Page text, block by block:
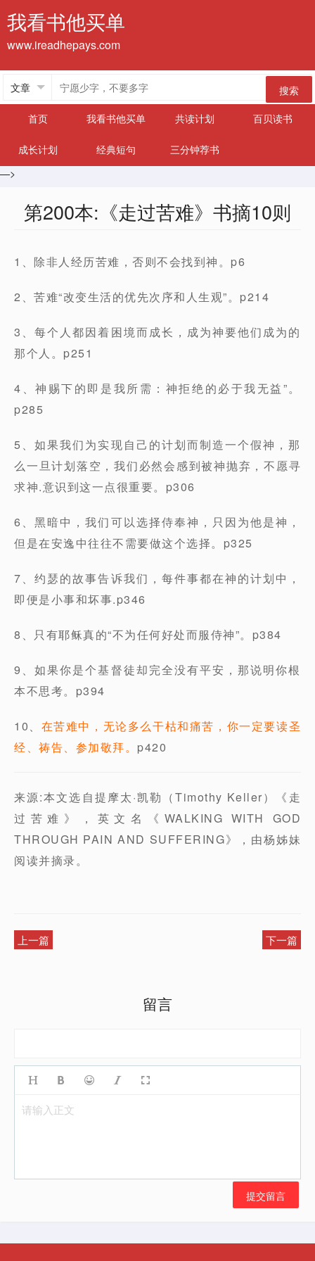
我看书他买单
www.ireadhepays.com
搜索
首页
我看书他买单 共读计划 百贝读书
成长计划 经典短句
三分钟荐书
—>
第200本:《走过苦难》书摘10则
1、除非人经历苦难，否则不会找到神。p6
2、苦难“改变生活的优先次序和人生观”。p214
3、每个人都因着困境而成长，成为神要他们成为的
那个人。p251
4、神赐下的即是我所需：神拒绝的必于我无益”。
p285
5、如果我们为实现自己的计划而制造一个假神，那
么一旦计划落空，我们必然会感到被神抛弃，不愿寻
求神.意识到这一点很重要。p306
6、黑暗中，我们可以选择侍奉神，只因为他是神，
但是在安逸中往往不需要做这个选择。p325
7、约瑟的故事告诉我们，每件事都在神的计划中，
即便是小事和坏事.p346
8、只有耶稣真的“不为任何好处而服侍神”。p384
9、如果你是个基督徒却完全没有平安，那说明你根
本不思考。p394
10、 在苦难中，无论多么干枯和痛苦，你一定要读圣
经、祷告、参加敬拜。 p420
来源:本文选自提摩太·凯勒（Timothy Keller）《走
过苦难》，英文名《WALKING WITH GOD
THROUGH PAIN AND SUFFERING》，由杨姊妹
阅读并摘录。
上一篇 下一篇
留言
请输入正文
提交留言